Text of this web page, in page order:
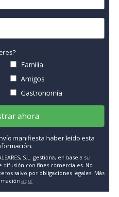
Familia
Amigos
Gastronomía
ahora
manifiesta haber leído esta
S.L. gestiona, en base a su
difusión con fines comerciales. No
salvo por obligaciones legales. Más
aquí